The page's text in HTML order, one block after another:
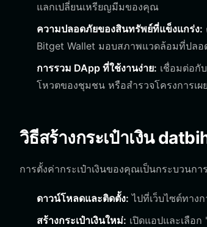
แลกเปลี่ยนเหรียญมีมของคุณ
ความปลอดภัยของสินทรัพย์ที่แข็งแกร่ง:
Bitget Wallet มอบสภาพแวดล้อมที่ปลอ
การรวม DApp ที่ใช้งานง่าย: เชื่อมต่อกั
โหวตของชุมชน หรือสำรวจโครงการเ
วิธีสร้างกระเป๋าเงิน
การตั้งค่ากระเป๋าเงินของคุณเป็นกระบวนก
ดาวน์โหลดและติดตั้ง: ไปที่เว็บไซต์ทาง
สร้างกระเป๋าเงินใหม่: เปิดแอปและเลือ